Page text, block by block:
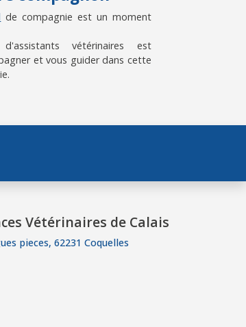
de compagnie est un moment
vétérinaires est
et vous guider dans cette
Vétérinaires de Calais
pieces, 62231 Coquelles